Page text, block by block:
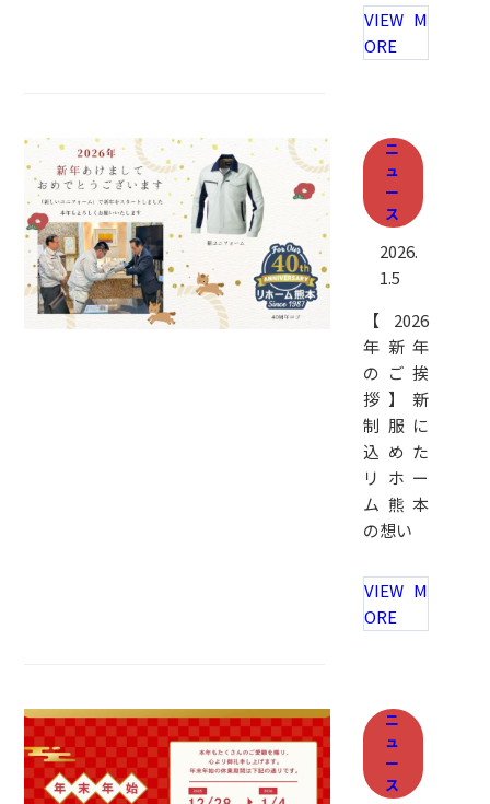
VIEW M
ORE
ニ
ュ
ー
ス
2026.
1.5
【2026
年新年
のご挨
拶】新
制服に
込めた
リホー
ム熊本
の想い
VIEW M
ORE
ニ
ュ
ー
ス